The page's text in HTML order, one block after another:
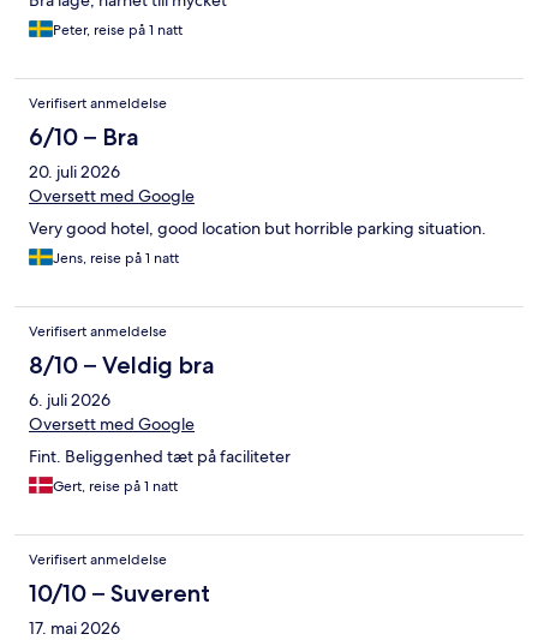
Peter, reise på 1 natt
Verifisert anmeldelse
6/10 – Bra
20. juli 2026
Oversett med Google
Very good hotel, good location but horrible parking situation.
Jens, reise på 1 natt
Verifisert anmeldelse
8/10 – Veldig bra
6. juli 2026
Oversett med Google
Fint. Beliggenhed tæt på faciliteter
Gert, reise på 1 natt
Verifisert anmeldelse
10/10 – Suverent
17. mai 2026